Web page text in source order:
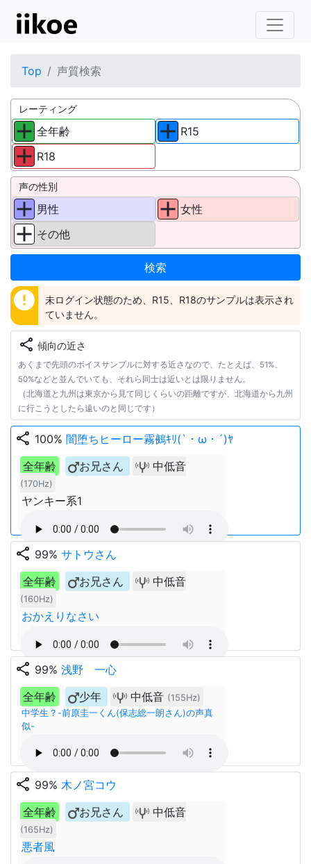
Top 声質検索
レーティング
全年齢
R18
R15
声の性別
男性
その他
女性
error
未ログイン状態のため、R15、R18のサンプルは表示され
ていません。
share 傾向の近さ
あくまで先頭のボイスサンプルに対する近さなので、たとえば、51%、
50%などと並んでいても、それら同士は近いとは限りません。
（北海道と九州は東京から見て同じくらいの距離ですが、北海道から九州
に行こうとしたら遠いのと同じです）
share 100% 闇堕ちヒーロー霧鵺ｷﾘ(`・ω・´)ﾔ
全年齢
お兄さん 中低音
(170Hz)
ヤンキー系1
share 99% サトウさん
全年齢
お兄さん 中低音
(160Hz)
おかえりなさい
share 99% 浅野 一心
全年齢
少年 中低音 (155Hz)
中学生？-前原圭一くん(保志総一朗さん)の声真
似-
share 99% 木ノ宮コウ
全年齢
お兄さん 中低音
(165Hz)
悪者風